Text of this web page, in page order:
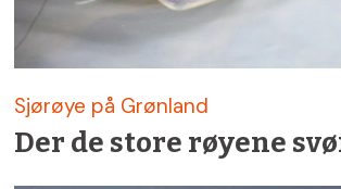
Sjørøye på Grønland
Der de store røyene